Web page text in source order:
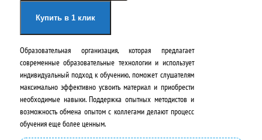
ч
а
л
ь
н
а
я
ц
е
н
а
:
2
Купить в 1 клик
Образовательная организация, которая предлагает
современные образовательные технологии и использует
индивидуальный подход к обучению, поможет слушателям
максимально эффективно усвоить материал и приобрести
необходимые навыки. Поддержка опытных методистов и
возможность обмена опытом с коллегами делают процесс
обучения еще более ценным.